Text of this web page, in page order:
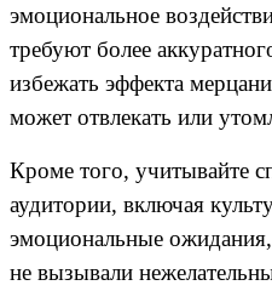
эмоциональное
требуют более
избежать эффекта
может отвлекать или
Кроме того, учитывайте
аудитории, включая
эмоциональные
не вызывали